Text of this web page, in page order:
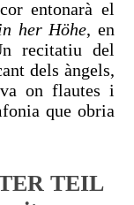
entonarà el
her Höhe, en
recitatiu del
dels àngels,
on flautes i
que obria
TEIL